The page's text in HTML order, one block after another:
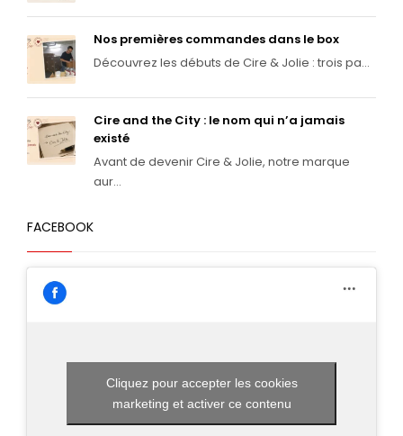
Nos premières commandes dans le box
Découvrez les débuts de Cire & Jolie : trois pa...
Cire and the City : le nom qui n’a jamais
existé
Avant de devenir Cire & Jolie, notre marque
aur...
FACEBOOK
Cliquez pour accepter les cookies
marketing et activer ce contenu